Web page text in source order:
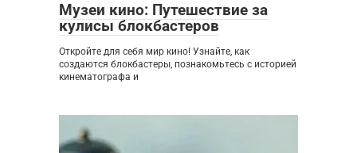
Музеи кино: Путешествие за
кулисы блокбастеров
Откройте для себя мир кино! Узнайте, как
создаются блокбастеры, познакомьтесь с историей
кинематографа и